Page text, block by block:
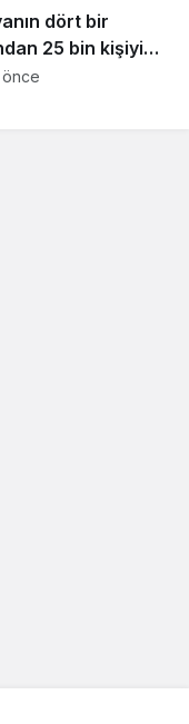
dört bir
25 bin kişiyi
dev fuar